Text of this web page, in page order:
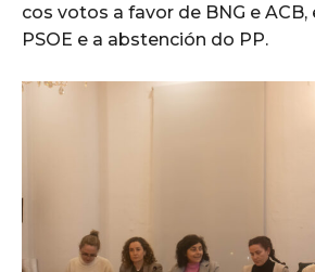
cos votos a favor de BNG e ACB,
PSOE e a abstención do PP.